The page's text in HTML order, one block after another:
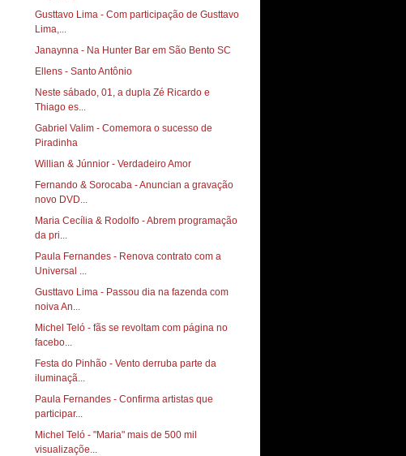
Gusttavo Lima - Com participação de Gusttavo
Lima,...
Janaynna - Na Hunter Bar em São Bento SC
Ellens - Santo Antônio
Neste sábado, 01, a dupla Zé Ricardo e
Thiago es...
Gabriel Valim - Comemora o sucesso de
Piradinha‏
Willian & Júnnior - Verdadeiro Amor
Fernando & Sorocaba - Anuncian a gravação
novo DVD...
Maria Cecília & Rodolfo - Abrem programação
da pri...
Paula Fernandes - Renova contrato com a
Universal ...
Gusttavo Lima - Passou dia na fazenda com
noiva An...
Michel Teló - fãs se revoltam com página no
facebo...
Festa do Pinhão - Vento derruba parte da
iluminaçã...
Paula Fernandes - Confirma artistas que
participar...
Michel Teló - "Maria" mais de 500 mil
visualizaçõe...